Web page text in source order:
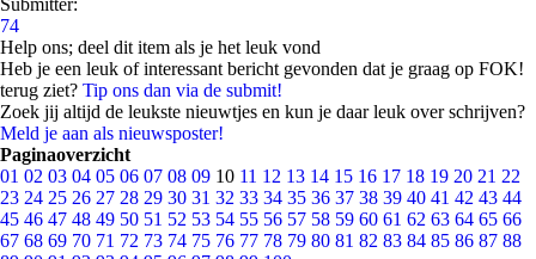
Submitter:
74
Help ons; deel dit item als je het leuk vond
Heb je een leuk of interessant bericht gevonden dat je graag op FOK!
terug ziet? Tip ons dan via de submit!
Zoek jij altijd de leukste nieuwtjes en kun je daar leuk over schrijven?
Meld je aan als nieuwsposter!
Paginaoverzicht
01 02 03 04 05 06 07 08 09 10 11 12 13 14 15 16 17 18 19 20 21 22
23 24 25 26 27 28 29 30 31 32 33 34 35 36 37 38 39 40 41 42 43 44
45 46 47 48 49 50 51 52 53 54 55 56 57 58 59 60 61 62 63 64 65 66
67 68 69 70 71 72 73 74 75 76 77 78 79 80 81 82 83 84 85 86 87 88